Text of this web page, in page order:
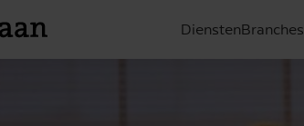
DienstenBranches